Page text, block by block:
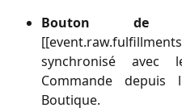
Bouton de
synchronisé
Commande depuis
Boutique.